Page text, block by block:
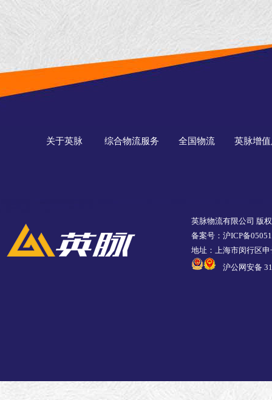
关于英脉 综合物流服务 全国物流 英脉增
英脉物流有限公司 版
备案号：沪ICP备
地址：上海市闵行区
沪公网安备